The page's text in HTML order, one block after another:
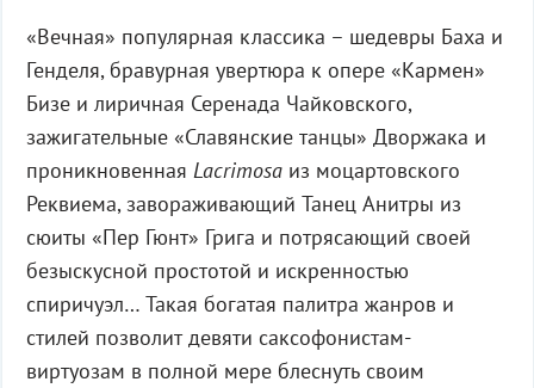
«Вечная» популярная классика – шедевры Баха и
Генделя, бравурная увертюра к опере «Кармен»
Бизе и лиричная Серенада Чайковского,
зажигательные «Славянские танцы» Дворжака и
проникновенная Lacrimosaиз моцартовского
Реквиема, завораживающий Танец Анитры из
сюиты «Пер Гюнт» Грига и потрясающий своей
безыскусной простотой и искренностью
спиричуэл… Такая богатая палитра жанров и
стилей позволит девяти саксофонистам-
виртуозам в полной мере блеснуть своим